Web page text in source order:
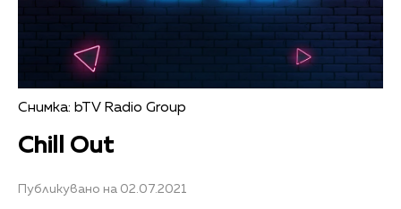
Снимка: bTV Radio Group
Chill Out
Публикувано на 02.07.2021